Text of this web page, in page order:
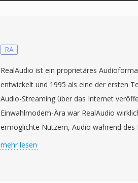
RA
RealAudio ist ein proprietäres
entwickelt und 1995 als eine der ersten
Audio-Streaming über das Internet
Einwahlmodem-Ära war RealAudio
ermöglichte Nutzern, Audio während des
anstatt auf den kompletten Transfer zu
mehr lesen